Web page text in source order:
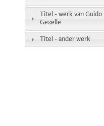
Titel - werk van Guido
Gezelle
Titel - ander werk